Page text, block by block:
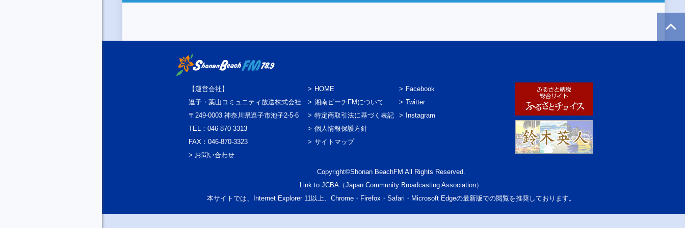
【運営会社】
逗子・葉山コミュニティ放送株式会社
〒249-0003 神奈川県逗子市池子2-5-6
TEL：046-870-3313
FAX：046-870-3323
> お問い合わせ
HOME
湘南ビーチFMについて
特定商取引法に基づく表記
個人情報保護方針
サイトマップ
Facebook
Twitter
Instagram
Copyright©Shonan BeachFM All Rights Reserved.
Link to JCBA（Japan Community Broadcasting Association）
本サイトでは、Internet Explorer 11以上、Chrome・Firefox・Safari・Microsoft Edgeの最新版での閲覧を推奨しております。